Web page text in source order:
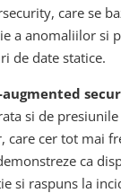
care se
a anomaliilor si
de date statice.
augmented
si de
care cer tot mai
ca
si raspuns la